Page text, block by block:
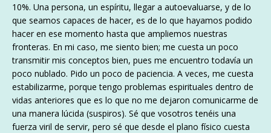
10%. Una persona, un espíritu, llegar a autoevaluarse, y de lo
que seamos capaces de hacer, es de lo que hayamos podido
hacer en ese momento hasta que ampliemos nuestras
fronteras. En mi caso, me siento bien; me cuesta un poco
transmitir mis conceptos bien, pues me encuentro todavía un
poco nublado. Pido un poco de paciencia. A veces, me cuesta
estabilizarme, porque tengo problemas espirituales dentro de
vidas anteriores que es lo que no me dejaron comunicarme de
una manera lúcida (suspiros). Sé que vosotros tenéis una
fuerza viril de servir, pero sé que desde el plano físico cuesta